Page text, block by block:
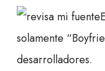
solamente
desarrolladores.